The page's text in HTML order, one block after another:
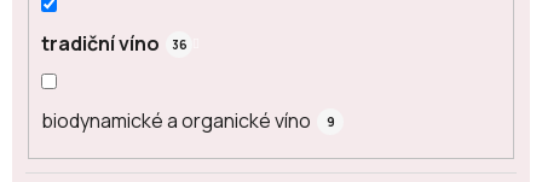
tradiční víno 36
biodynamické a organické víno 9